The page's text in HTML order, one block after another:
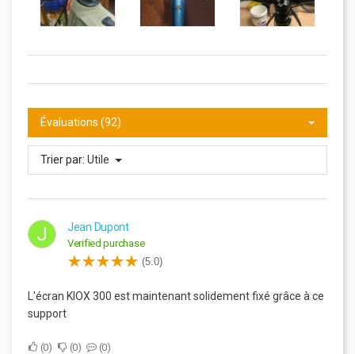
Évaluations (92)
Trier par: Utile
J Jean Dupont
Verified purchase
(5.0)
L'écran KIOX 300 est maintenant solidement fixé grâce à ce
support
0 0 0